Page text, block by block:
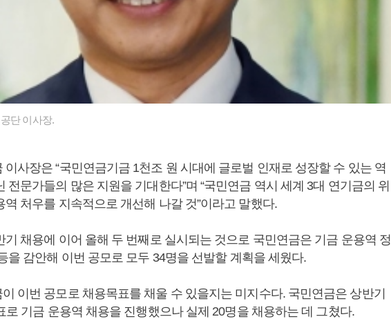
단 이사장.
사장은 “국민연금기금 1천조 원 시대에 글로벌 인재로 성장할 수 있는 역
전문가들의 많은 지원을 기대한다”며 “국민연금 역시 세계 3대 연기금의 위
역 처우를 지속적으로 개선해 나갈 것”이라고 말했다.
기 채용에 이어 올해 두 번째로 실시되는 것으로 국민연금은 기금 운용역 정
을 감안해 이번 공모로 모두 34명을 선발할 계획을 세웠다.
이번 공모로 채용목표를 채울 수 있을지는 미지수다. 국민연금은 상반기
로 기금 운용역 채용을 진행했으나 실제 20명을 채용하는 데 그쳤다.